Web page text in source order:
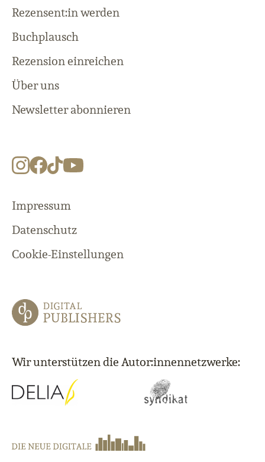
Rezensent:in werden
Buchplausch
Rezension einreichen
Über uns
Newsletter abonnieren
Impressum
Datenschutz
Cookie-Einstellungen
Wir unterstützen die Autor:innennetzwerke: